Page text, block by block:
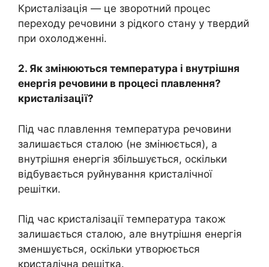
Кристалізація — це зворотний процес
переходу речовини з рідкого стану у твердий
при охолодженні.
2. Як змінюються температура і внутрішня
енергія речовини в процесі плавлення?
кристалізації?
Під час плавлення температура речовини
залишається сталою (не змінюється), а
внутрішня енергія збільшується, оскільки
відбувається руйнування кристалічної
решітки.
Під час кристалізації температура також
залишається сталою, але внутрішня енергія
зменшується, оскільки утворюється
кристалічна решітка.